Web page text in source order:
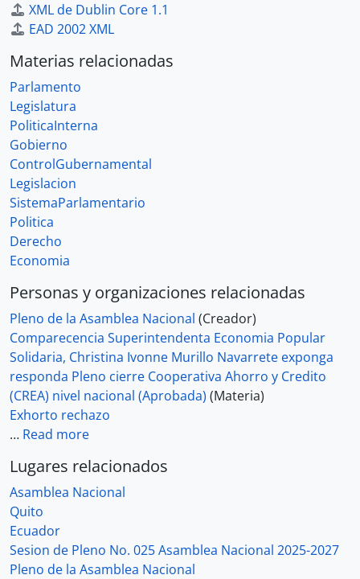
XML de Dublin Core 1.1
EAD 2002 XML
Materias relacionadas
Parlamento
Legislatura
PoliticaInterna
Gobierno
ControlGubernamental
Legislacion
SistemaParlamentario
Politica
Derecho
Economia
Personas y organizaciones relacionadas
Pleno de la Asamblea Nacional (Creador)
Comparecencia Superintendenta Economia Popular
Solidaria, Christina Ivonne Murillo Navarrete exponga
responda Pleno cierre Cooperativa Ahorro y Credito
(CREA) nivel nacional (Aprobada) (Materia)
Exhorto rechazo
… Read more
Lugares relacionados
Asamblea Nacional
Quito
Ecuador
Sesion de Pleno No. 025 Asamblea Nacional 2025-2027
Pleno de la Asamblea Nacional